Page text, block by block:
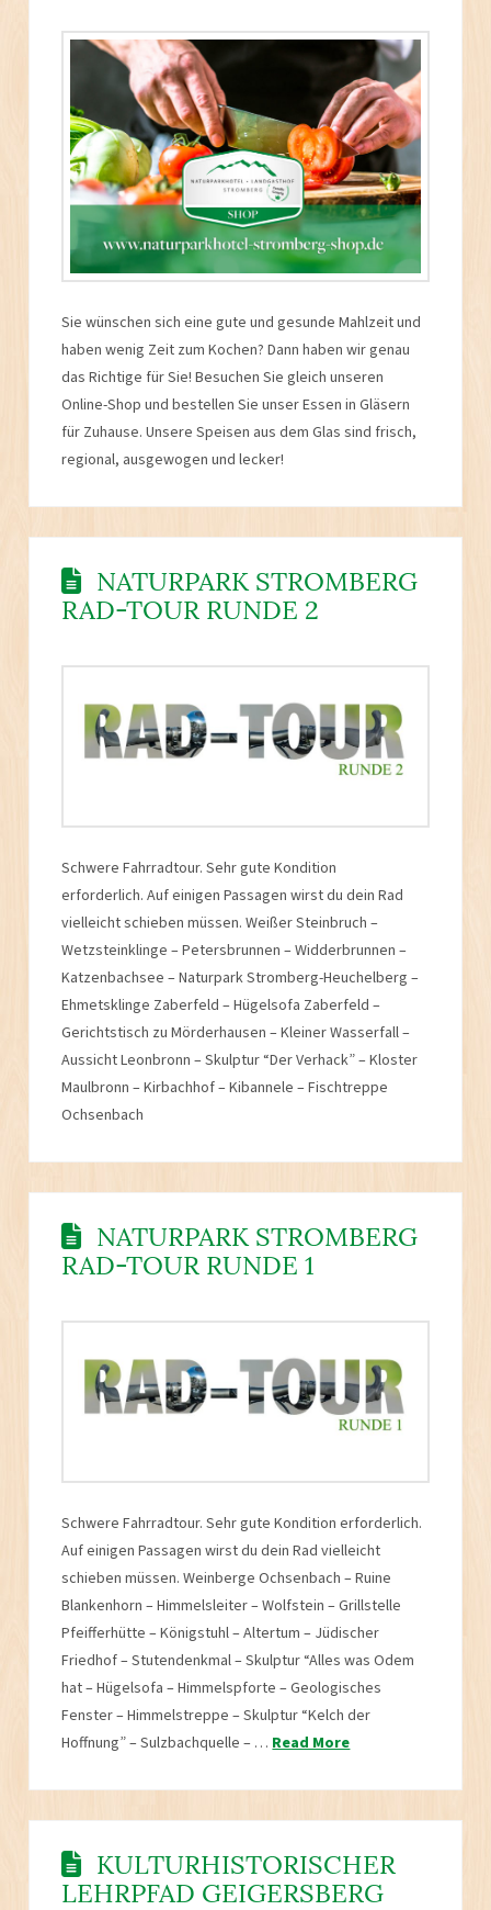
Sie wünschen sich eine gute und gesunde Mahlzeit und
haben wenig Zeit zum Kochen? Dann haben wir genau
das Richtige für Sie! Besuchen Sie gleich unseren
Online-Shop und bestellen Sie unser Essen in Gläsern
für Zuhause. Unsere Speisen aus dem Glas sind frisch,
regional, ausgewogen und lecker!
NATURPARK STROMBERG
RAD-TOUR RUNDE 2
Schwere Fahrradtour. Sehr gute Kondition
erforderlich. Auf einigen Passagen wirst du dein Rad
vielleicht schieben müssen. Weißer Steinbruch –
Wetzsteinklinge – Petersbrunnen – Widderbrunnen –
Katzenbachsee – Naturpark Stromberg-Heuchelberg –
Ehmetsklinge Zaberfeld – Hügelsofa Zaberfeld –
Gerichtstisch zu Mörderhausen – Kleiner Wasserfall –
Aussicht Leonbronn – Skulptur “Der Verhack” – Kloster
Maulbronn – Kirbachhof – Kibannele – Fischtreppe
Ochsenbach
NATURPARK STROMBERG
RAD-TOUR RUNDE 1
Schwere Fahrradtour. Sehr gute Kondition erforderlich.
Auf einigen Passagen wirst du dein Rad vielleicht
schieben müssen. Weinberge Ochsenbach – Ruine
Blankenhorn – Himmelsleiter – Wolfstein – Grillstelle
Pfeifferhütte – Königstuhl – Altertum – Jüdischer
Friedhof – Stutendenkmal – Skulptur “Alles was Odem
hat – Hügelsofa – Himmelspforte – Geologisches
Fenster – Himmelstreppe – Skulptur “Kelch der
Hoffnung” – Sulzbachquelle – … Read More
KULTURHISTORISCHER
LEHRPFAD GEIGERSBERG